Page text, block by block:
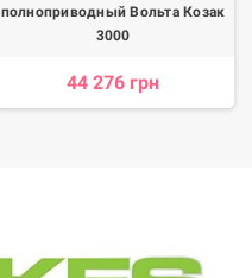
полноприводный Вольта Козак
3000
44 276 грн